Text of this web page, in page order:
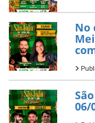
No
06/